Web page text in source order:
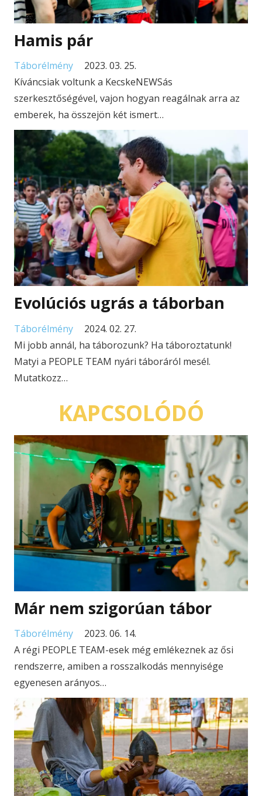
Hamis pár
Táborélmény
2023. 03. 25.
Kíváncsiak voltunk a KecskeNEWSás
szerkesztőségével, vajon hogyan reagálnak arra az
emberek, ha összejön két ismert…
Evolúciós ugrás a táborban
Táborélmény
2024. 02. 27.
Mi jobb annál, ha táborozunk? Ha táboroztatunk!
Matyi a PEOPLE TEAM nyári táboráról mesél.
Mutatkozz…
KAPCSOLÓDÓ
Már nem szigorúan tábor
Táborélmény
2023. 06. 14.
A régi PEOPLE TEAM-esek még emlékeznek az ősi
rendszerre, amiben a rosszalkodás mennyisége
egyenesen arányos…